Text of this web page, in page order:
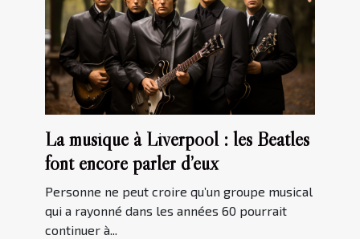
La musique à Liverpool : les Beatles
font encore parler d’eux
Personne ne peut croire qu’un groupe musical
qui a rayonné dans les années 60 pourrait
continuer à...